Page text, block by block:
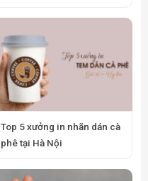
Top 5 xưởng in nhãn dán cà
phê tại Hà Nội